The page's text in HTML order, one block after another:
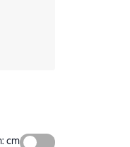
: cm